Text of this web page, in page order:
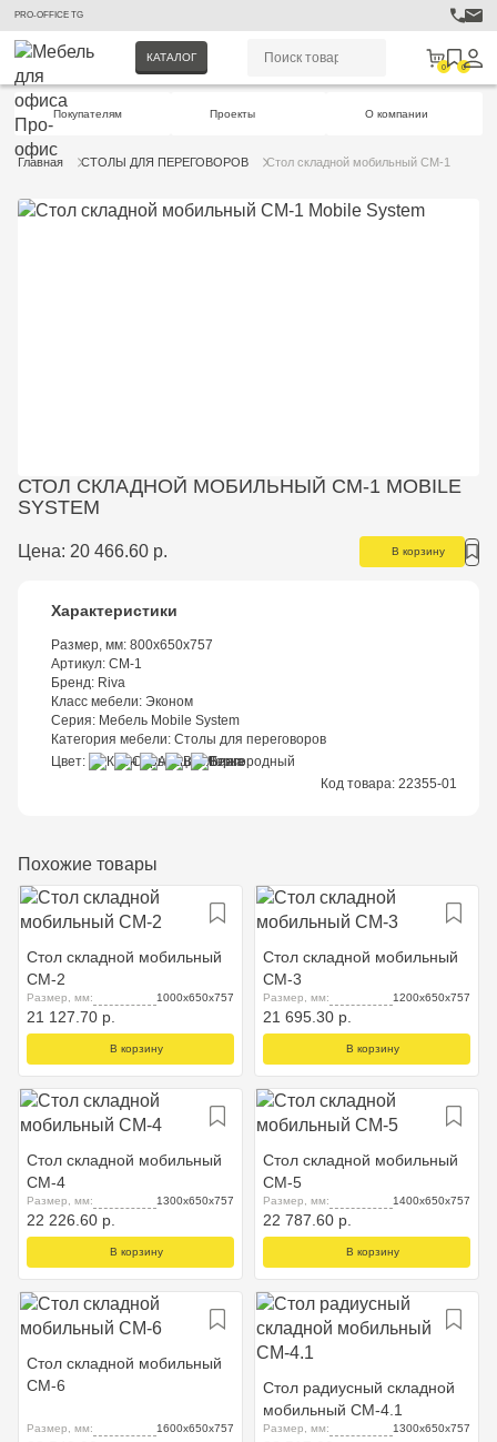
PRO-OFFICE TG
КАТАЛОГ
0 0
Покупателям Проекты О компании
Главная СТОЛЫ ДЛЯ ПЕРЕГОВОРОВ Стол складной мобильный СМ-1
СТОЛ СКЛАДНОЙ МОБИЛЬНЫЙ СМ-1 MOBILE
SYSTEM
В корзину
Цена: 20 466.60 р.
Характеристики
Размер, мм: 800х650х757
Артикул: СМ-1
Бренд: Riva
Класс мебели: Эконом
Серия: Мебель Mobile System
Категория мебели: Столы для переговоров
Цвет
Код товара: 22355-01
Похожие товары
Стол складной мобильный
СМ-2
Размер, мм: 1000х650х757
21 127.70 р.
В корзину
Стол складной мобильный
СМ-3
Размер, мм: 1200х650х757
21 695.30 р.
В корзину
Стол складной мобильный
СМ-4
Размер, мм: 1300х650х757
22 226.60 р.
В корзину
Стол складной мобильный
СМ-5
Размер, мм: 1400х650х757
22 787.60 р.
В корзину
Стол складной мобильный
СМ-6
Размер, мм: 1600х650х757
Стол радиусный складной
мобильный СМ-4.1
Размер, мм: 1300х650х757